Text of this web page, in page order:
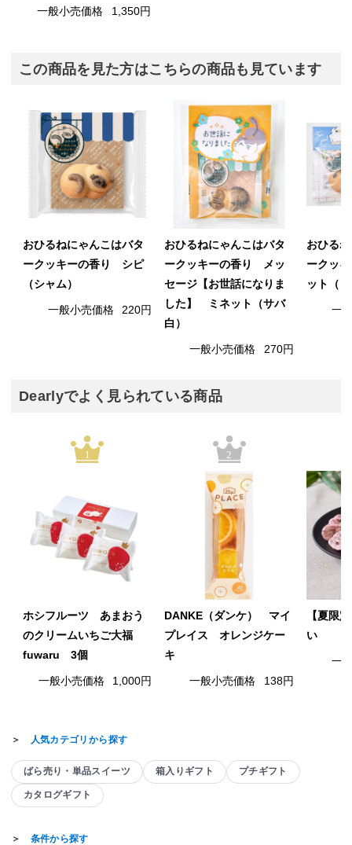
一般小売価格 1,350円
この商品を見た方はこちらの商品も見ています
おひるねにゃんこはバタ
ークッキーの香り シピ
（シャム）
一般小売価格 220円
おひるねにゃんこはバタ
ークッキーの香り メッ
セージ【お世話になりま
した】 ミネット（サバ
白）
一般小売価格 270円
おひる
ークッ
ット（
一
Dearlyでよく見られている商品
1
ホシフルーツ あまおう
のクリームいちご大福
fuwaru 3個
一般小売価格 1,000円
2
DANKE（ダンケ） マイ
プレイス オレンジケー
キ
一般小売価格 138円
【夏限
い
一
＞ 人気カテゴリから探す
ばら売り・単品スイーツ 箱入りギフト プチギフト
カタログギフト
＞ 条件から探す